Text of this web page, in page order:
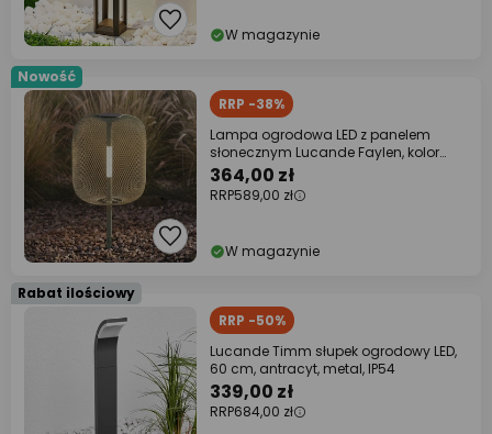
W magazynie
Nowość
RRP -38%
Lampa ogrodowa LED z panelem
słonecznym Lucande Faylen, kolor
szałwiowy, IP65
364,00 zł
RRP589,00 zł
W magazynie
Rabat ilościowy
RRP -50%
Lucande Timm słupek ogrodowy LED,
60 cm, antracyt, metal, IP54
339,00 zł
RRP684,00 zł